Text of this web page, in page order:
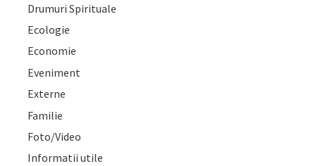
Drumuri Spirituale
Ecologie
Economie
Eveniment
Externe
Familie
Foto/Video
Informatii utile